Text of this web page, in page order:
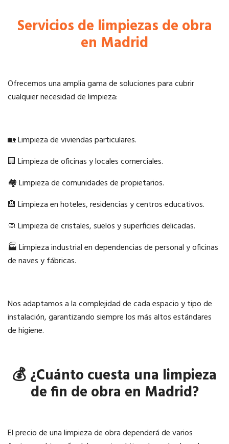
Servicios de limpiezas de obra
en Madrid
Ofrecemos una amplia gama de soluciones para cubrir
cualquier necesidad de limpieza:
🏡 Limpieza de viviendas particulares.
🏢 Limpieza de oficinas y locales comerciales.
🏘️ Limpieza de comunidades de propietarios.
🏨 Limpieza en hoteles, residencias y centros educativos.
🧼 Limpieza de cristales, suelos y superficies delicadas.
🏭 Limpieza industrial en dependencias de personal y oficinas
de naves y fábricas.
Nos adaptamos a la complejidad de cada espacio y tipo de
instalación, garantizando siempre los más altos estándares
de higiene.
💰 ¿Cuánto cuesta una limpieza
de fin de obra en Madrid?
El precio de una limpieza de obra dependerá de varios